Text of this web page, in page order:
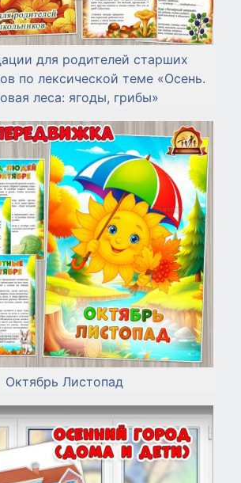
для родителей старших
по лексической теме «Осень.
леса: ягоды, грибы»
Октябрь Листопад